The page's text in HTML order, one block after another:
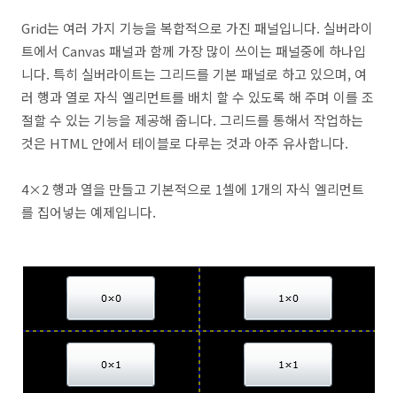
Grid는 여러 가지 기능을 복합적으로 가진 패널입니다. 실버라이
트에서 Canvas 패널과 함께 가장 많이 쓰이는 패널중에 하나입
니다. 특히 실버라이트는 그리드를 기본 패널로 하고 있으며, 여
러 행과 열로 자식 엘리먼트를 배치 할 수 있도록 해 주며 이를 조
절할 수 있는 기능을 제공해 줍니다. 그리드를 통해서 작업하는
것은 HTML 안에서 테이블로 다루는 것과 아주 유사합니다.
4×2 행과 열을 만들고 기본적으로 1셀에 1개의 자식 엘리먼트
를 집어넣는 예제입니다.